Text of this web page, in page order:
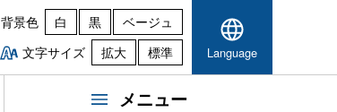
背景色 白 黒
ベージュ
文字サイズ
拡大 標準 Language
メニュー